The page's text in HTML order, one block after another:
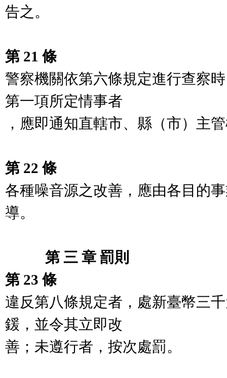
告之。
第 21 條
警察機關依第六條規定進行查察
第一項所定情事者
，應即通知直轄市、縣（市）主
第 22 條
各種噪音源之改善，應由各目的
導。
第 三 章 罰則
第 23 條
違反第八條規定者，處新臺幣三
鍰，並令其立即改
善；未遵行者，按次處罰。